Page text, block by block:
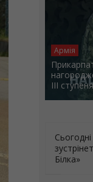
Армія
ІІІ ступеня
Білка»